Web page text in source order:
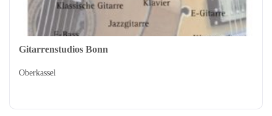
Gitarrenstudios Bonn
Oberkassel